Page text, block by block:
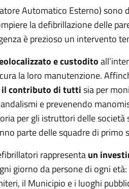
Automatico Esterno) sono
la defibrillazione delle
è prezioso un intervento
e custodito
la loro manutenzione.
contributo di tuttisia per
e prevenendo
per gli istruttori delle
parte delle squadre di
rappresentaun
giorno da persone di ogni
il Municipio e i luoghi